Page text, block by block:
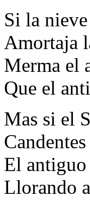
Si la
Amortaja
Merma el
Que el
Mas si el
El antiguo
Llorando